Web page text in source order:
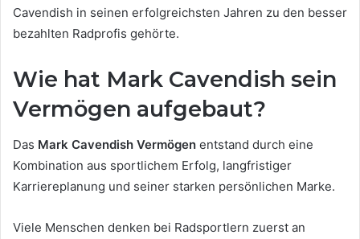
Cavendish in seinen erfolgreichsten Jahren zu den besser
bezahlten Radprofis gehörte.
Wie hat Mark Cavendish sein
Vermögen aufgebaut?
Das Mark Cavendish Vermögen entstand durch eine
Kombination aus sportlichem Erfolg, langfristiger
Karriereplanung und seiner starken persönlichen Marke.
Viele Menschen denken bei Radsportlern zuerst an